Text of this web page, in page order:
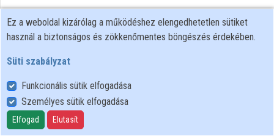
Esélyegyenlőség Konferencia,
Mesterséges intelligencia
Sepp Norbert: Kognitív számítógépek: Mit gondolsz, Watson? IBM
gépek első példányának tekintünk - a közelmúlt egyik
legérdekesebb fejlesztése. A kognitív számítógépekről szóló
előadásban nemcsak azt igyekszem bemutatni, mi a technológia
alapja, hogyan segít megoldhatatlannak tűnő problémák sikeres
Ez a weboldal kizárólag a működéshez elengedhetetlen sütiket
használ a biztonságos és zökkenőmentes böngészés érdekében.
Süti szabályzat
Funkcionális sütik elfogadása
Személyes sütik elfogadása
Elfogad Elutasít